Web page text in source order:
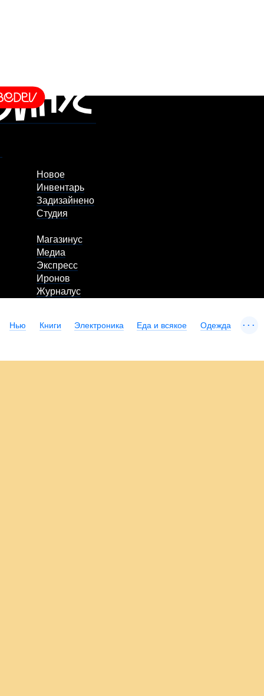
Новое
Инвентарь
Задизайнено
Студия
Магазинус
Медиа
Экспресс
Иронов
Журналус
Нью Книги Электроника Еда и всякое Одежда ...